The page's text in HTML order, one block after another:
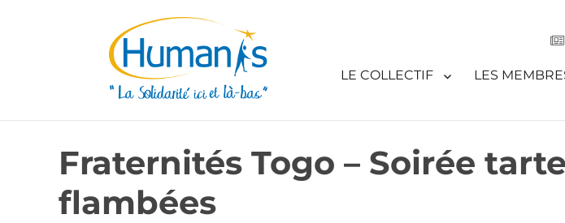
LE COLLECTIF LES
Fraternités Togo – Soirée
flambées